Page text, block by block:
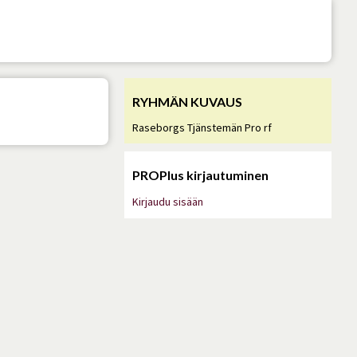
RYHMÄN KUVAUS
Raseborgs Tjänstemän Pro rf
PROPlus kirjautuminen
Kirjaudu sisään